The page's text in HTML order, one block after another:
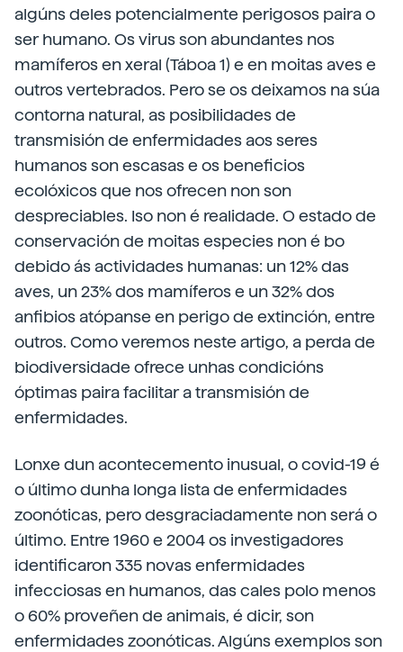
algúns deles potencialmente perigosos paira o
ser humano. Os virus son abundantes nos
mamíferos en xeral (Táboa 1) e en moitas aves e
outros vertebrados. Pero se os deixamos na súa
contorna natural, as posibilidades de
transmisión de enfermidades aos seres
humanos son escasas e os beneficios
ecolóxicos que nos ofrecen non son
despreciables. Iso non é realidade. O estado de
conservación de moitas especies non é bo
debido ás actividades humanas: un 12% das
aves, un 23% dos mamíferos e un 32% dos
anfibios atópanse en perigo de extinción, entre
outros. Como veremos neste artigo, a perda de
biodiversidade ofrece unhas condicións
óptimas paira facilitar a transmisión de
enfermidades.
Lonxe dun acontecemento inusual, o covid-19 é
o último dunha longa lista de enfermidades
zoonóticas, pero desgraciadamente non será o
último. Entre 1960 e 2004 os investigadores
identificaron 335 novas enfermidades
infecciosas en humanos, das cales polo menos
o 60% proveñen de animais, é dicir, son
enfermidades zoonóticas. Algúns exemplos son